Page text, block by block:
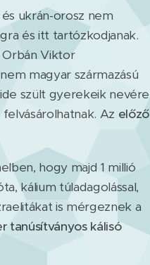
ukrán-orosz nem
és itt tartózkodjanak.
Viktor
magyar származású
szült gyerekeik nevére
Az előző
hogy majd 1 millió
kálium túladagolással,
is mérgeznek a
tanúsítványos kálisó